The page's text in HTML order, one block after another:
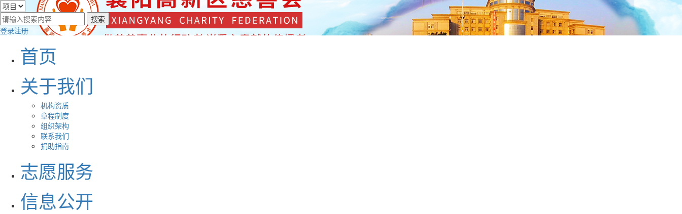
登录注册
首页
关于我们
机构资质
章程制度
组织架构
联系我们
捐助指南
志愿服务
信息公开